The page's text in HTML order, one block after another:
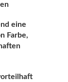
eine
Farbe,